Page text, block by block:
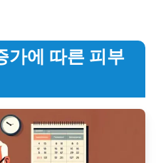
가에 따른 피부